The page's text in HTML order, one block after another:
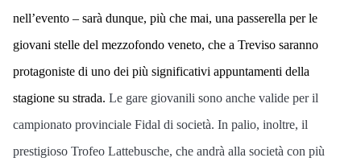
nell’evento – sarà dunque, più che mai, una passerella per le
giovani stelle del mezzofondo veneto, che a Treviso saranno
protagoniste di uno dei più significativi appuntamenti della
stagione su strada. Le gare giovanili sono anche valide per il
campionato provinciale Fidal di società. In palio, inoltre, il
prestigioso Trofeo Lattebusche, che andrà alla società con più